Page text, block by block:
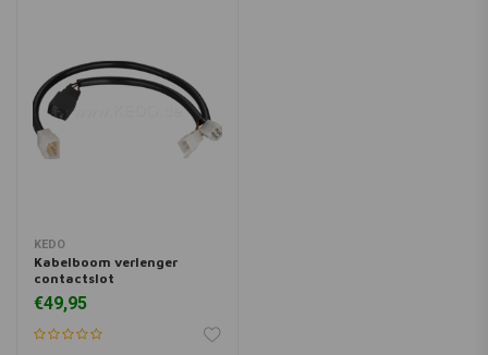
KEDO
Kabelboom verlenger
contactslot
€49,95